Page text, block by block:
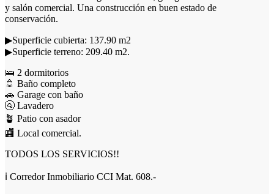
y salón comercial. Una construcción en buen estado de
conservación.
▶Superficie cubierta: 137.90 m2
▶Superficie terreno: 209.40 m2.
🛌 2 dormitorios
🚿 Baño completo
🚗 Garage con baño
🚰 Lavadero
🪴 Patio con asador
🏬 Local comercial.
TODOS LOS SERVICIOS!!
ℹ Corredor Inmobiliario CCI Mat. 608.-